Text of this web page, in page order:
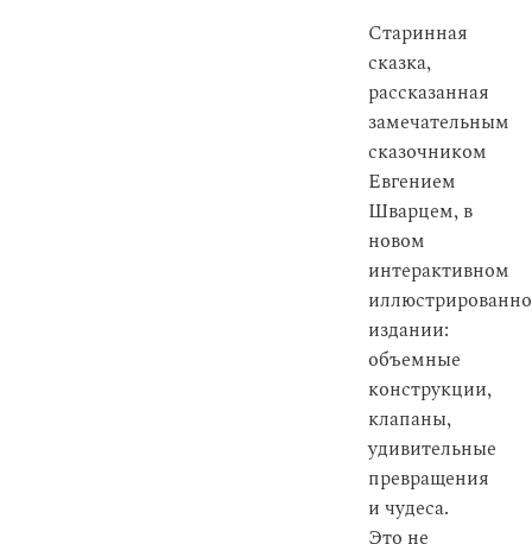
Старинная
сказка,
рассказанная
замечательным
сказочником
Евгением
Шварцем, в
новом
интерактивном
издании:
объемные
конструкции,
клапаны,
удивительные
превращения
и чудеса.